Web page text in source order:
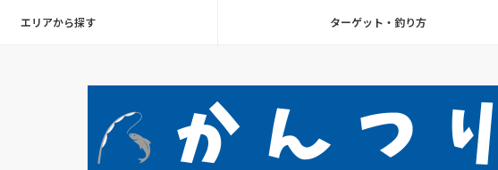
エリアから探す ターゲット・釣り方